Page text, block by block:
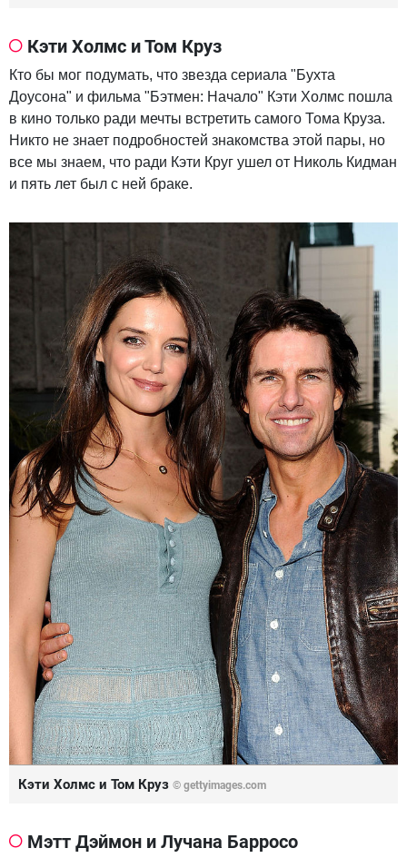
Кэти Холмс и Том Круз
Кто бы мог подумать, что звезда сериала "Бухта
Доусона" и фильма "Бэтмен: Начало" Кэти Холмс пошла
в кино только ради мечты встретить самого Тома Круза.
Никто не знает подробностей знакомства этой пары, но
все мы знаем, что ради Кэти Круг ушел от Николь Кидман
и пять лет был с ней браке.
Кэти Холмс и Том Круз © gettyimages.com
Мэтт Дэймон и Лучана Барросо